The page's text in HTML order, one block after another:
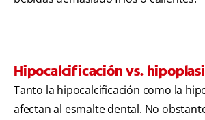
Hipocalcificación vs.
Tanto la hipocalcificación como la
afectan al esmalte dental. No